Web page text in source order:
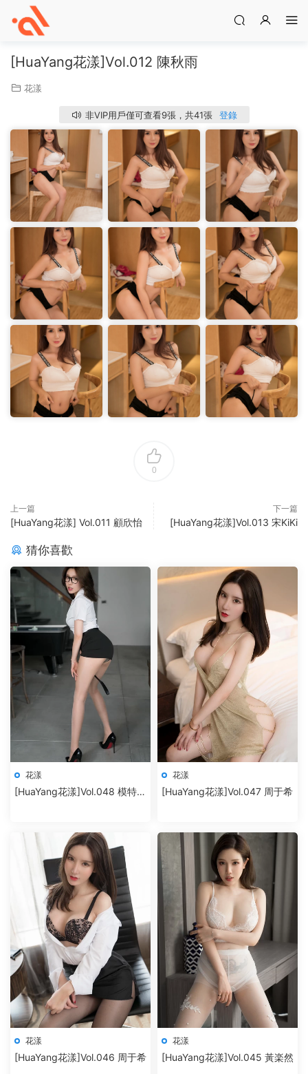
[HuaYang花漾]Vol.012 陳秋雨
花漾
非VIP用戶僅可查看9張，共41張 登錄
0
上一篇
[HuaYang花漾] Vol.011 顧欣怡
下一篇
[HuaYang花漾]Vol.013 宋KiKi
猜你喜歡
花漾
[HuaYang花漾]Vol.048 模特合
花漾
[HuaYang花漾]Vol.047 周于希
花漾
[HuaYang花漾]Vol.046 周于希
花漾
[HuaYang花漾]Vol.045 黃楽然